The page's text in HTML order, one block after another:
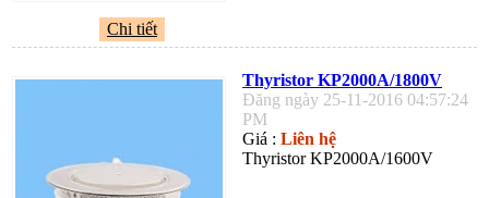
Chi tiết
Thyristor KP2000A/1800V
Đăng ngày 25-11-2016 04:57:24
PM
Giá : Liên hệ
Thyristor KP2000A/1600V